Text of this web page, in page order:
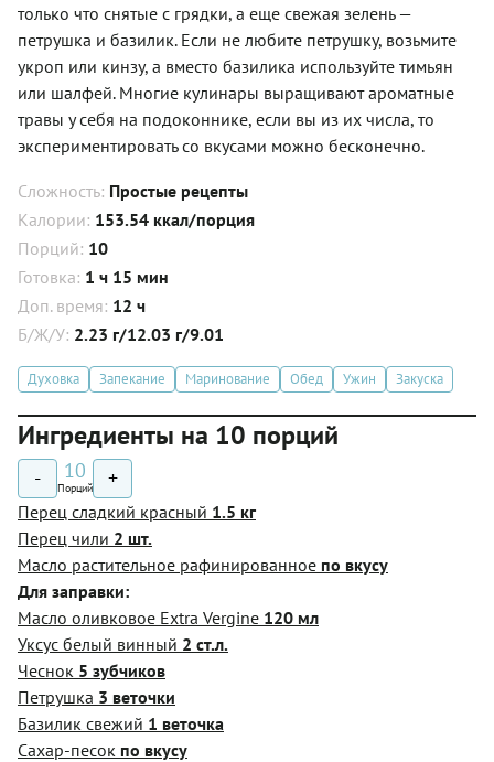
только что снятые с грядки, а еще свежая зелень —
петрушка и базилик. Если не любите петрушку, возьмите
укроп или кинзу, а вместо базилика используйте тимьян
или шалфей. Многие кулинары выращивают ароматные
травы у себя на подоконнике, если вы из их числа, то
экспериментировать со вкусами можно бесконечно.
Сложность: Простые рецепты
Калории: 153.54 ккал/порция
Порций: 10
Готовка: 1 ч 15 мин
Доп. время: 12 ч
Б/Ж/У: 2.23 г/12.03 г/9.01
Духовка Запекание Маринование Обед Ужин Закуска
Ингредиенты на 10 порций
- 10
Порций +
Перец сладкий красный 1.5 кг
Перец чили 2 шт.
Масло растительное рафинированное по вкусу
Для заправки:
Масло оливковое Extra Vergine 120 мл
Уксус белый винный 2 ст.л.
Чеснок 5 зубчиков
Петрушка 3 веточки
Базилик свежий 1 веточка
Сахар-песок по вкусу